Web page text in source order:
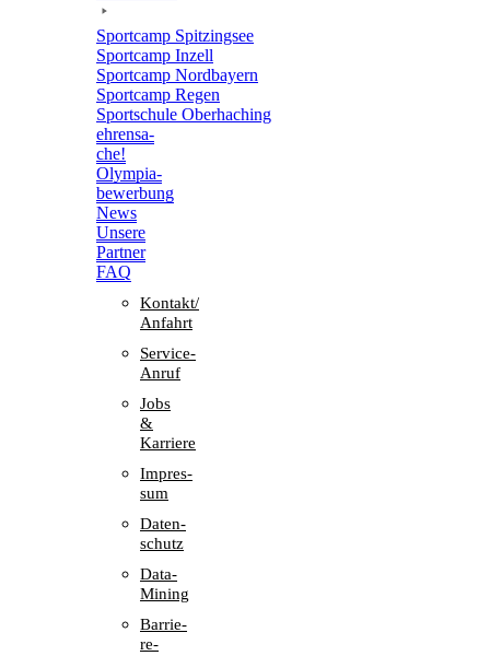
Sport­camp Spitzingsee
Sport­camp Inzell
Sport­camp Nordbayern
Sport­camp Regen
Sport­schule Oberhaching
ehren­sa­
che!
Olym­pia­
be­wer­bung
News
Unsere
Part­ner
FAQ
Kontakt/​​
Anfahrt
Service-
Anruf
Jobs
&
Karriere
Impres­
sum
Daten­
schutz
Data-
Mining
Barrie­
re­